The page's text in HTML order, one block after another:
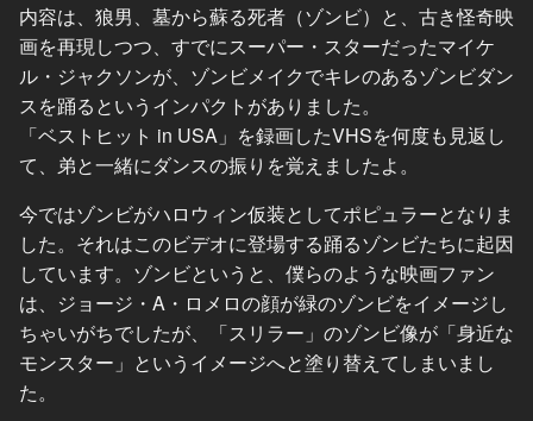
内容は、狼男、墓から蘇る死者（ゾンビ）と、古き怪奇映
画を再現しつつ、すでにスーパー・スターだったマイケ
ル・ジャクソンが、ゾンビメイクでキレのあるゾンビダン
スを踊るというインパクトがありました。
「ベストヒット in USA」を録画したVHSを何度も見返し
て、弟と一緒にダンスの振りを覚えましたよ。
今ではゾンビがハロウィン仮装としてポピュラーとなりま
した。それはこのビデオに登場する踊るゾンビたちに起因
しています。ゾンビというと、僕らのような映画ファン
は、ジョージ・A・ロメロの顔が緑のゾンビをイメージし
ちゃいがちでしたが、「スリラー」のゾンビ像が「身近な
モンスター」というイメージへと塗り替えてしまいまし
た。